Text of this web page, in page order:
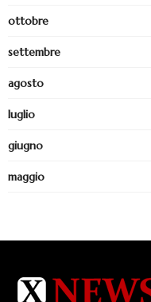
ottobre
settembre
agosto
luglio
giugno
maggio